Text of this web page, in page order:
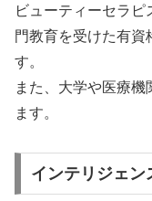
ビューティーセラ
門教育を受けた有
す。
また、大学や医療
ます。
インテリジェン